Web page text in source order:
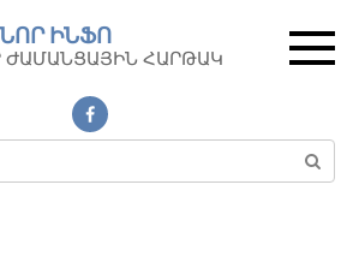
ՆՈՐ ԻՆՖՈ
ԺԱՄԱՆՑԱՅԻՆ ՀԱՐԹԱԿ